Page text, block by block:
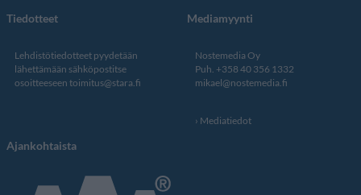
Tiedotteet
Lehdistötiedotteet pyydetään
lähettämään sähköpostitse
osoitteeseen toimitus@stara.fi
Mediamyynti
Nostemedia Oy
Puh. +358 40 356 1332
mikael@nostemedia.fi
Mediatiedot
Ajankohtaista